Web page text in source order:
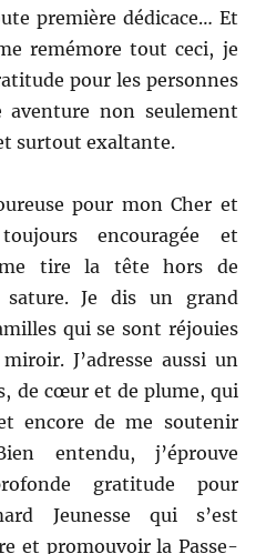
première dédicace… Et
remémore tout ceci, je
pour les personnes
non seulement
surtout exaltante.
pour mon Cher et
encouragée et
tire la tête hors de
sature. Je dis un grand
qui se sont réjouies
J’adresse aussi un
de cœur et de plume, qui
encore de me soutenir
entendu, j’éprouve
gratitude pour
Jeunesse qui s’est
et promouvoir la Passe-